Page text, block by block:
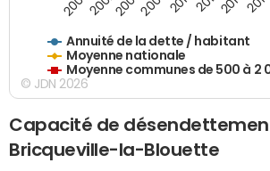
Annuité de la dette / habitant
Moyenne nationale
Moyenne communes de 500 à 2
© JDN 2026
Capacité de
Bricqueville-la-Blouette